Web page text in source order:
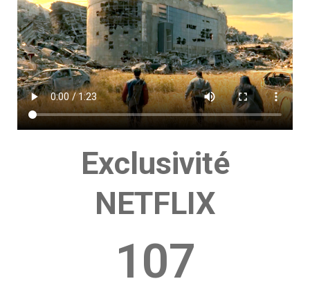
Exclusivité
NETFLIX
107